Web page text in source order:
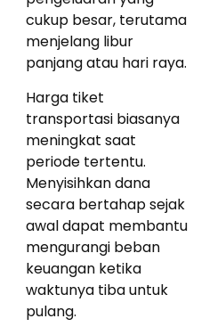
cukup besar, terutama
menjelang libur
panjang atau hari raya.
Harga tiket
transportasi biasanya
meningkat saat
periode tertentu.
Menyisihkan dana
secara bertahap sejak
awal dapat membantu
mengurangi beban
keuangan ketika
waktunya tiba untuk
pulang.